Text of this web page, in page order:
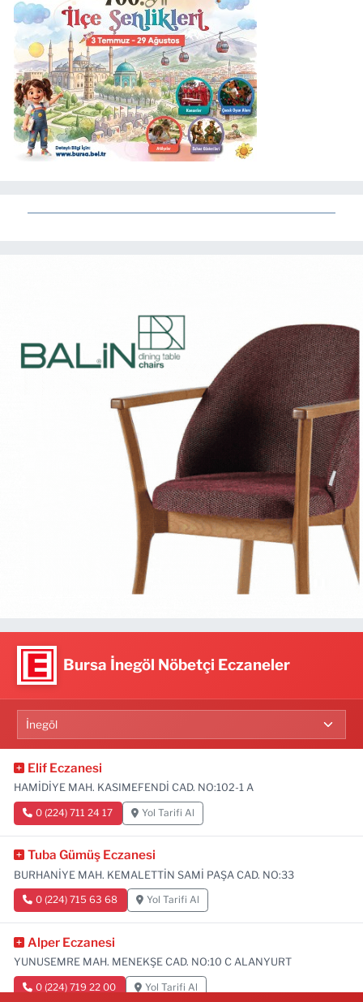
Bursa İnegöl Nöbetçi Eczaneler
Elif Eczanesi
HAMİDİYE MAH. KASIMEFENDİ CAD. NO:102-1 A
0 (224) 711 24 17 Yol Tarifi Al
Tuba Gümüş Eczanesi
BURHANİYE MAH. KEMALETTİN SAMİ PAŞA CAD. NO:33
0 (224) 715 63 68 Yol Tarifi Al
Alper Eczanesi
YUNUSEMRE MAH. MENEKŞE CAD. NO:10 C ALANYURT
0 (224) 719 22 00 Yol Tarifi Al